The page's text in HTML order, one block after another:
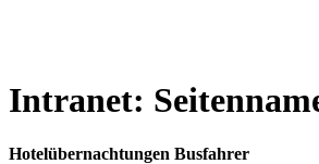
Intranet:
Hotelübernachtungen Busfahrer